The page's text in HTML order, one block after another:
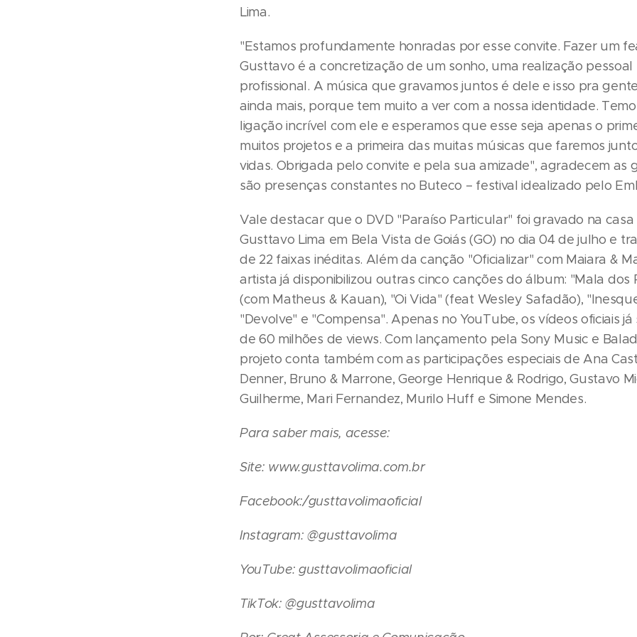
Lima.
"Estamos profundamente honradas por esse convite. Fazer um
Gusttavo é a concretização de um sonho, uma realização pessoal
profissional. A música que gravamos juntos é dele e isso pra
ainda mais, porque tem muito a ver com a nossa identidade.
ligação incrível com ele e esperamos que esse seja apenas o
muitos projetos e a primeira das muitas músicas que faremos
vidas. Obrigada pelo convite e pela sua amizade", agradecem as
são presenças constantes no Buteco – festival idealizado pelo
Vale destacar que o DVD "Paraíso Particular" foi gravado na
Gusttavo Lima em Bela Vista de Goiás (GO) no dia 04 de julho e
de 22 faixas inéditas. Além da canção "Oficializar" com Maiara &
artista já disponibilizou outras cinco canções do álbum: "Mala dos
(com Matheus & Kauan), "Oi Vida" (feat Wesley Safadão),
"Devolve" e "Compensa". Apenas no YouTube, os vídeos oficiais já
de 60 milhões de views. Com lançamento pela Sony Music e
projeto conta também com as participações especiais de Ana
Denner, Bruno & Marrone, George Henrique & Rodrigo, Gustavo
Guilherme, Mari Fernandez, Murilo Huff e Simone Mendes.
Para saber mais, acesse:
Site: www.gusttavolima.com.br
Facebook:/gusttavolimaoficial
Instagram: @gusttavolima
YouTube: gusttavolimaoficial
TikTok: @gusttavolima